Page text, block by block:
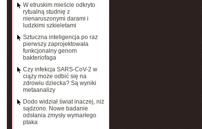
W etruskim mieście odkryto
rytualną studnię z
nienaruszonymi darami i
ludzkimi szkieletami
Sztuczna inteligencja po raz
pierwszy zaprojektowała
funkcjonalny genom
bakteriofaga
Czy infekcja SARS-CoV-2 w
ciąży może odbić się na
zdrowiu dziecka? Są wyniki
metaanalizy
Dodo widział świat inaczej, niż
sądzono. Nowe badanie
odsłania zmysły wymarłego
ptaka